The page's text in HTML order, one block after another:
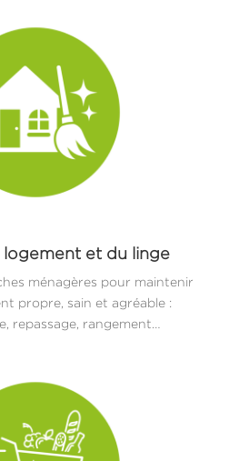
logement et du linge
ménagères pour maintenir
propre, sain et agréable :
repassage, rangement…